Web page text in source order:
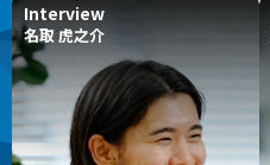
Interview
名取 虎之介